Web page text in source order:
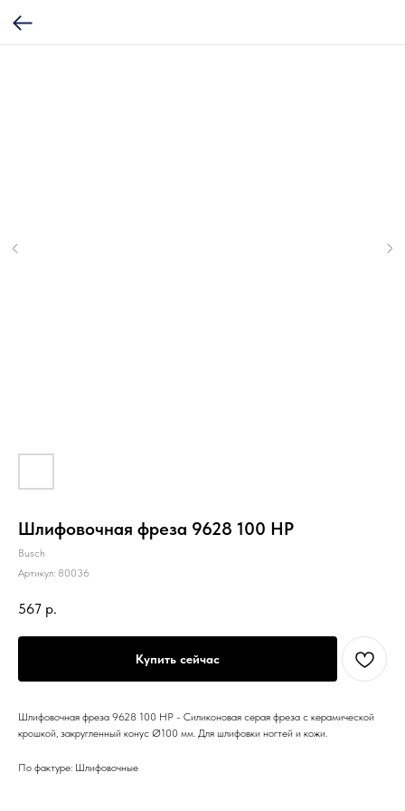
Шлифовочная фреза 9628 100 НР
Busch
Артикул: 80036
567 р.
Купить сейчас
Шлифовочная фреза 9628 100 НР - Силиконовая серая фреза с керамической
крошкой, закругленный конус Ø100 мм. Для шлифовки ногтей и кожи.
По фактуре: Шлифовочные